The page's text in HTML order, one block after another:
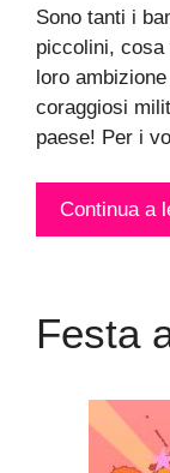
Sono tanti i
piccolini, cosa
loro
coraggiosi
paese! Per i
Continua a
Festa